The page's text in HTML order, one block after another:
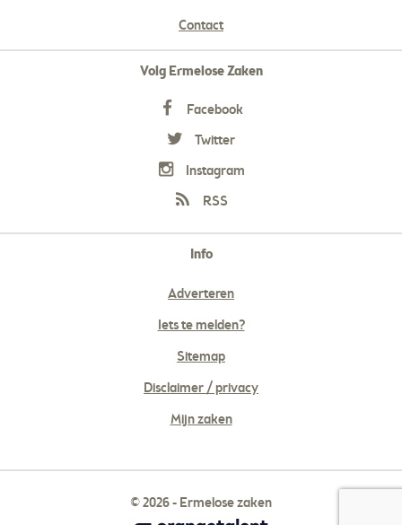
Contact
Volg Ermelose Zaken
Facebook
Twitter
Instagram
RSS
Info
Adverteren
Iets te melden?
Sitemap
Disclaimer / privacy
Mijn zaken
© 2026 - Ermelose zaken